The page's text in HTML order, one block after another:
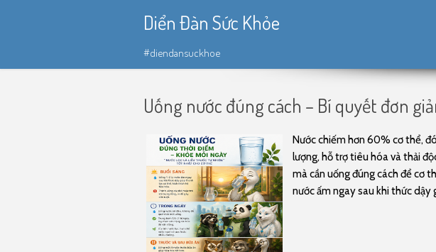
Diển Đàn Sức Khỏe
#diendansuckhoe
Uống nước đúng cách – Bí quyết đơn
Nước chiếm hơn 60% cơ thể,
lượng, hỗ trợ tiêu hóa và thải
mà cần uống đúng cách để cơ
nước ấm ngay sau khi thức dậy